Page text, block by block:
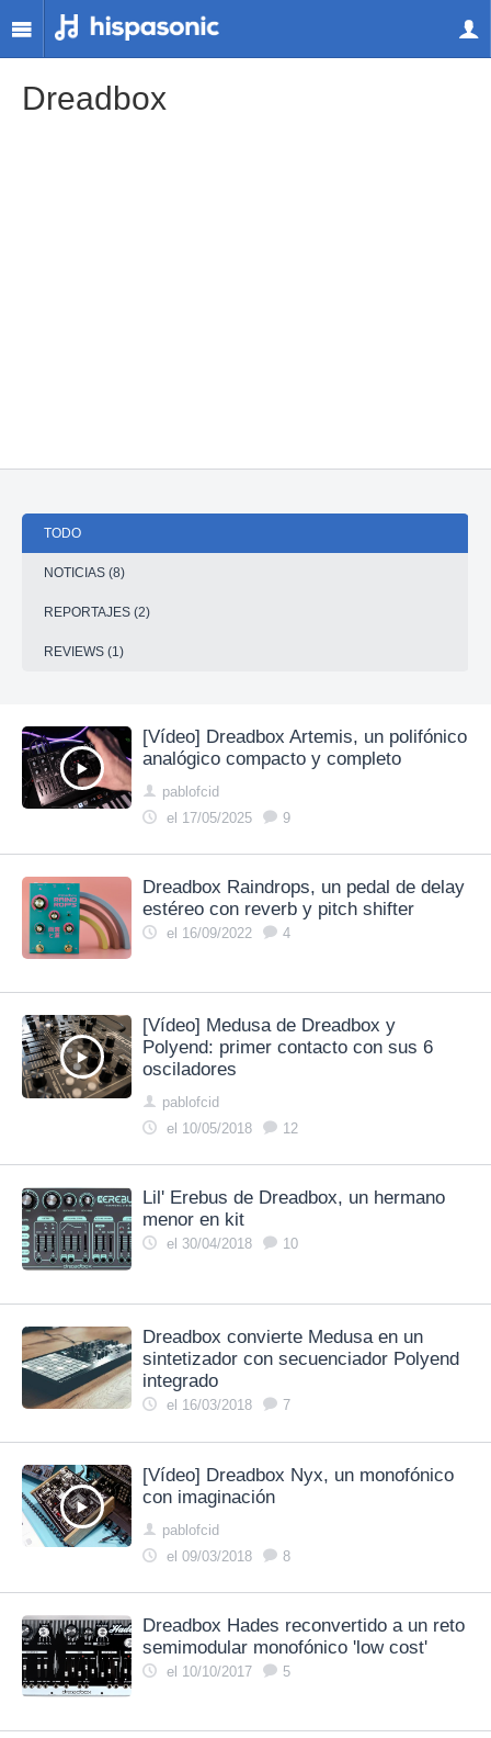
Dreadbox
TODO
NOTICIAS (8)
REPORTAJES (2)
REVIEWS (1)
[Vídeo] Dreadbox Artemis, un polifónico
analógico compacto y completo
pablofcid
el 17/05/2025
9
Dreadbox Raindrops, un pedal de delay
estéreo con reverb y pitch shifter
el 16/09/2022 4
[Vídeo] Medusa de Dreadbox y
Polyend: primer contacto con sus 6
osciladores
pablofcid
el 10/05/2018
12
Lil' Erebus de Dreadbox, un hermano
menor en kit
el 30/04/2018 10
Dreadbox convierte Medusa en un
sintetizador con secuenciador Polyend
integrado
el 16/03/2018 7
[Vídeo] Dreadbox Nyx, un monofónico
con imaginación
pablofcid
el 09/03/2018
8
Dreadbox Hades reconvertido a un reto
semimodular monofónico 'low cost'
el 10/10/2017 5